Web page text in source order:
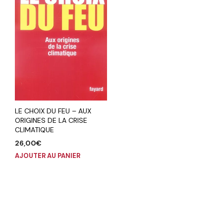
LE CHOIX DU FEU – AUX
ORIGINES DE LA CRISE
CLIMATIQUE
26,00€
AJOUTER AU PANIER